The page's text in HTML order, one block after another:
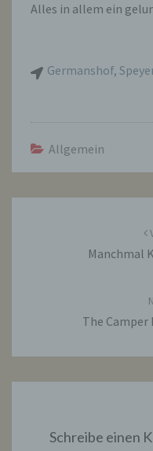
Alles in allem ein
Germanshof,
Allgemein
Manchmal
The Camper
Schreibe einen